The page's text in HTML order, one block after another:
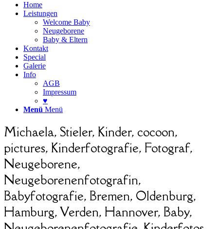
Home
Leistungen
Welcome Baby
Neugeborene
Baby & Eltern
Kontakt
Special
Galerie
Info
AGB
Impressum
♥
Menü Menü
Michaela, Stieler, Kinder, cocoon,
pictures, Kinderfotografie, Fotograf,
Neugeborene,
Neugeborenenfotografin,
Babyfotografie, Bremen, Oldenburg,
Hamburg, Verden, Hannover, Baby,